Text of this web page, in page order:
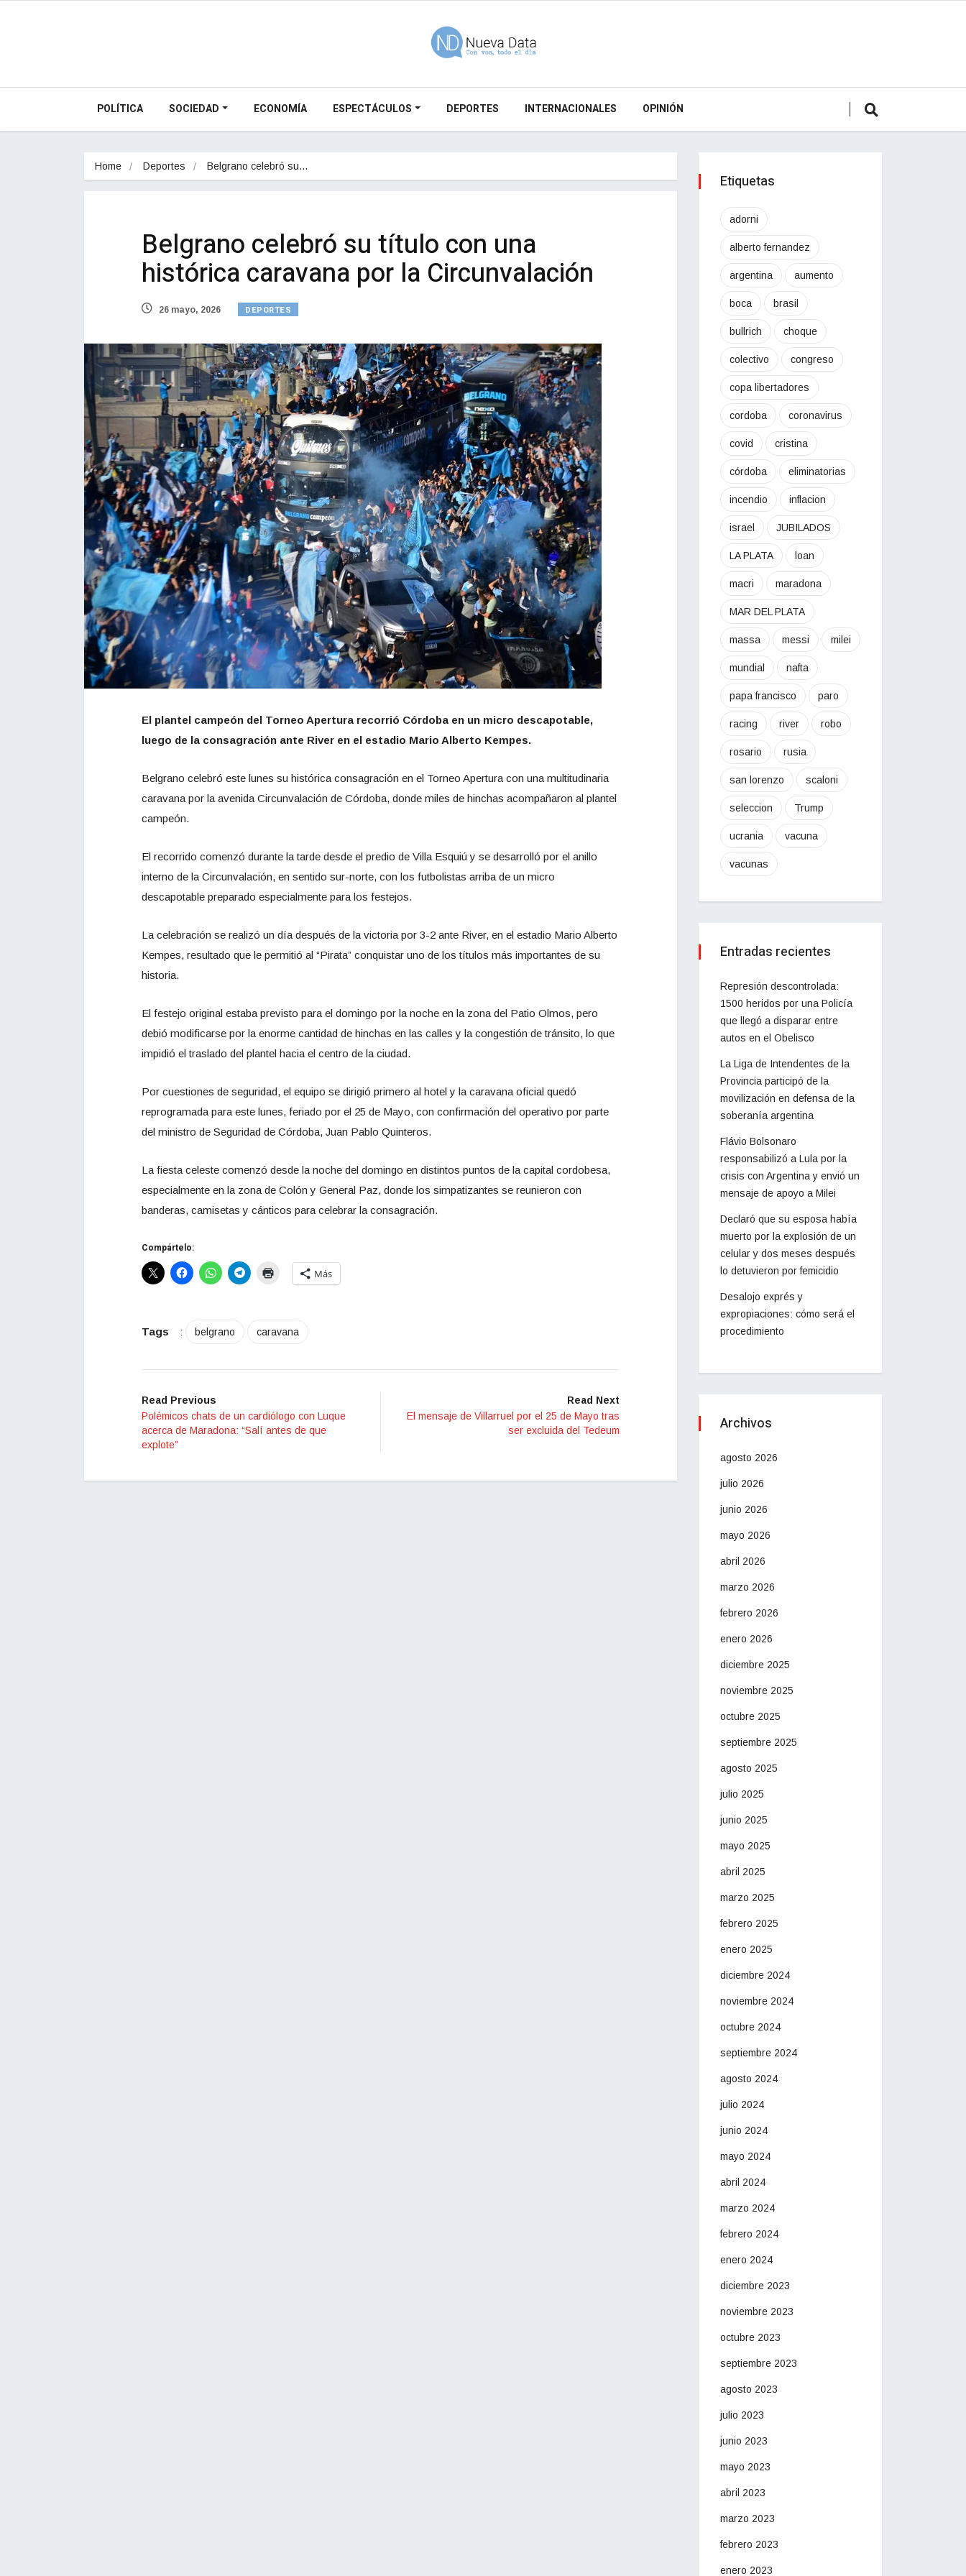
POLÍTICA SOCIEDAD ECONOMÍA ESPECTÁCULOS DEPORTES INTERNACIONALES OPINIÓN
Home Deportes Belgrano celebró su…
Belgrano celebró su título con una
histórica caravana por la Circunvalación
26 mayo, 2026 DEPORTES
El plantel campeón del Torneo Apertura recorrió Córdoba en un micro descapotable,
luego de la consagración ante River en el estadio Mario Alberto Kempes.
Belgrano celebró este lunes su histórica consagración en el Torneo Apertura con una multitudinaria
caravana por la avenida Circunvalación de Córdoba, donde miles de hinchas acompañaron al plantel
campeón.
El recorrido comenzó durante la tarde desde el predio de Villa Esquiú y se desarrolló por el anillo
interno de la Circunvalación, en sentido sur-norte, con los futbolistas arriba de un micro
descapotable preparado especialmente para los festejos.
La celebración se realizó un día después de la victoria por 3-2 ante River, en el estadio Mario Alberto
Kempes, resultado que le permitió al “Pirata” conquistar uno de los títulos más importantes de su
historia.
El festejo original estaba previsto para el domingo por la noche en la zona del Patio Olmos, pero
debió modificarse por la enorme cantidad de hinchas en las calles y la congestión de tránsito, lo que
impidió el traslado del plantel hacia el centro de la ciudad.
Por cuestiones de seguridad, el equipo se dirigió primero al hotel y la caravana oficial quedó
reprogramada para este lunes, feriado por el 25 de Mayo, con confirmación del operativo por parte
del ministro de Seguridad de Córdoba, Juan Pablo Quinteros.
La fiesta celeste comenzó desde la noche del domingo en distintos puntos de la capital cordobesa,
especialmente en la zona de Colón y General Paz, donde los simpatizantes se reunieron con
banderas, camisetas y cánticos para celebrar la consagración.
Compártelo:
Más
Tags : belgrano caravana
Read Previous
Polémicos chats de un cardiólogo con Luque
acerca de Maradona: “Salí antes de que
explote”
Read Next
El mensaje de Villarruel por el 25 de Mayo tras
ser excluida del Tedeum
Etiquetas
adorni
alberto fernandez
argentina aumento
boca brasil
bullrich choque
colectivo congreso
copa libertadores
cordoba coronavirus
covid cristina
córdoba eliminatorias
incendio inflacion
israel JUBILADOS
LA PLATA loan
macri maradona
MAR DEL PLATA
massa messi milei
mundial nafta
papa francisco paro
racing river robo
rosario rusia
san lorenzo scaloni
seleccion Trump
ucrania vacuna
vacunas
Entradas recientes
Represión descontrolada:
1500 heridos por una Policía
que llegó a disparar entre
autos en el Obelisco
La Liga de Intendentes de la
Provincia participó de la
movilización en defensa de la
soberanía argentina
Flávio Bolsonaro
responsabilizó a Lula por la
crisis con Argentina y envió un
mensaje de apoyo a Milei
Declaró que su esposa había
muerto por la explosión de un
celular y dos meses después
lo detuvieron por femicidio
Desalojo exprés y
expropiaciones: cómo será el
procedimiento
Archivos
agosto 2026
julio 2026
junio 2026
mayo 2026
abril 2026
marzo 2026
febrero 2026
enero 2026
diciembre 2025
noviembre 2025
octubre 2025
septiembre 2025
agosto 2025
julio 2025
junio 2025
mayo 2025
abril 2025
marzo 2025
febrero 2025
enero 2025
diciembre 2024
noviembre 2024
octubre 2024
septiembre 2024
agosto 2024
julio 2024
junio 2024
mayo 2024
abril 2024
marzo 2024
febrero 2024
enero 2024
diciembre 2023
noviembre 2023
octubre 2023
septiembre 2023
agosto 2023
julio 2023
junio 2023
mayo 2023
abril 2023
marzo 2023
febrero 2023
enero 2023